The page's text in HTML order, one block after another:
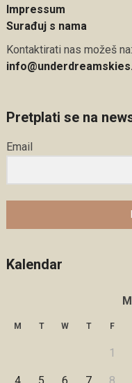
Impressum
Surađuj s nama
Kontaktirati nas možeš na:
Pretplati se na
Email
Kalendar
M T W T F
1
4 5 6 7 8